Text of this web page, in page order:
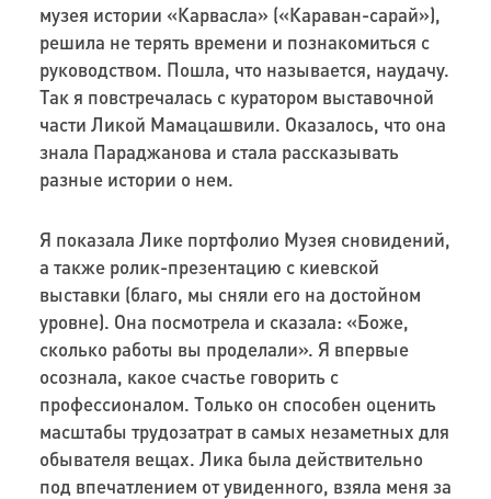
музея истории «Карвасла» («Караван-сарай»),
решила не терять времени и познакомиться с
руководством. Пошла, что называется, наудачу.
Так я повстречалась с куратором выставочной
части Ликой Мамацашвили. Оказалось, что она
знала Параджанова и стала рассказывать
разные истории о нем.
Я показала Лике портфолио Музея сновидений,
а также ролик-презентацию с киевской
выставки (благо, мы сняли его на достойном
уровне). Она посмотрела и сказала: «Боже,
сколько работы вы проделали». Я впервые
осознала, какое счастье говорить с
профессионалом. Только он способен оценить
масштабы трудозатрат в самых незаметных для
обывателя вещах. Лика была действительно
под впечатлением от увиденного, взяла меня за